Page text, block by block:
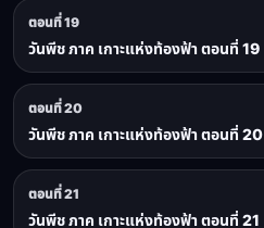
ตอนที่ 19
วันพีช ภาค เกาะแห่งท้องฟ้า ตอนที่ 19
ตอนที่ 20
วันพีช ภาค เกาะแห่งท้องฟ้า ตอนที่ 20
ตอนที่ 21
วันพีช ภาค เกาะแห่งท้องฟ้า ตอนที่ 21